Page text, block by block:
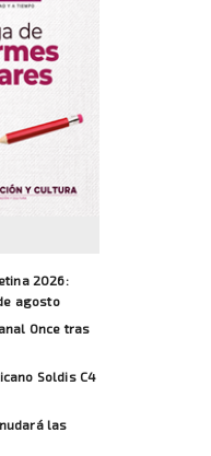
2026:
agosto
Once tras
Soldis C4
las